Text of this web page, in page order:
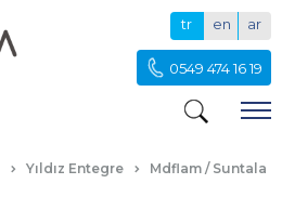
tr en ar
0549 474 16 19
Yıldız Entegre Mdflam / Suntalam